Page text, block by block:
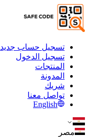
تسجيل حساب جديد
تسجيل الدخول
المنتجات
المدونة
شريك
تواصل معنا
English
مصر